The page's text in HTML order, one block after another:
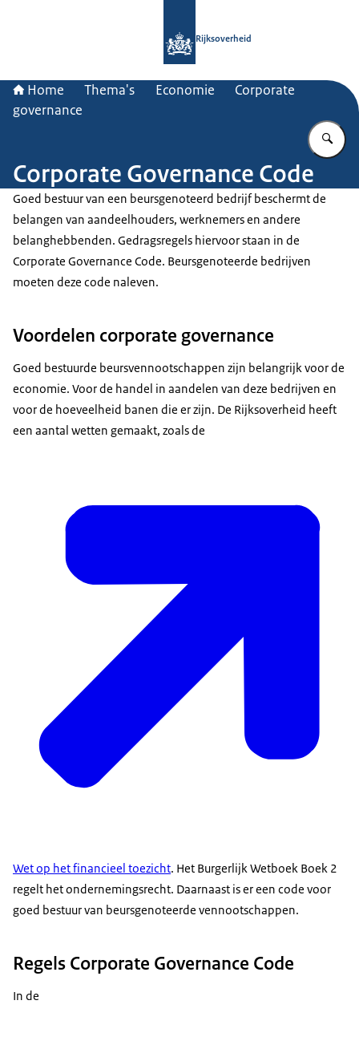
Rijksoverheid
Home Thema's Economie
Corporate
governance
Corporate Governance Code
Goed bestuur van een beursgenoteerd bedrijf beschermt de
belangen van aandeelhouders, werknemers en andere
belanghebbenden. Gedragsregels hiervoor staan in de
Corporate Governance Code. Beursgenoteerde bedrijven
moeten deze code naleven.
Voordelen corporate governance
Goed bestuurde beursvennootschappen zijn belangrijk voor de
economie. Voor de handel in aandelen van deze bedrijven en
voor de hoeveelheid banen die er zijn. De Rijksoverheid heeft
een aantal wetten gemaakt, zoals de
Wet op het financieel toezicht. Het Burgerlijk Wetboek Boek 2
regelt het ondernemingsrecht. Daarnaast is er een code voor
goed bestuur van beursgenoteerde vennootschappen.
Regels Corporate Governance Code
In de